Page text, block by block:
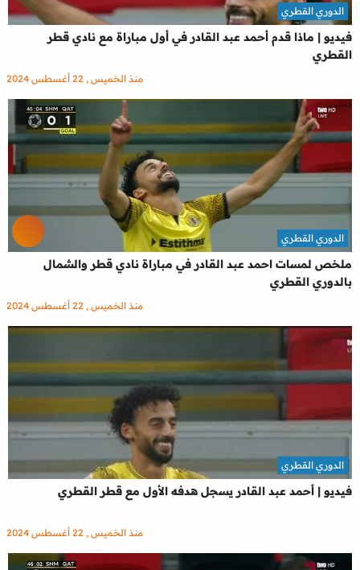
فيديو | ماذا قدم أحمد عبد القادر في أول مباراة مع نادي قطر
القطري
الدوري القطري
منذ الخميس , 22 أغسطس 2024
ملخص لمسات احمد عبد القادر في مباراة نادي قطر والشمال
بالدوري القطري
الدوري القطري
منذ الخميس , 22 أغسطس 2024
فيديو | أحمد عبد القادر يسجل هدفه الأول مع قطر القطري
الدوري القطري
منذ الخميس , 22 أغسطس 2024